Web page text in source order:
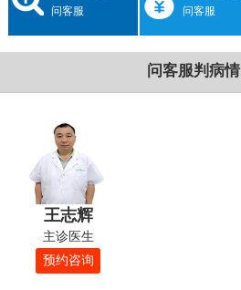
问客服 问客服
问客服判病情
王志辉
主诊医生
预约咨询